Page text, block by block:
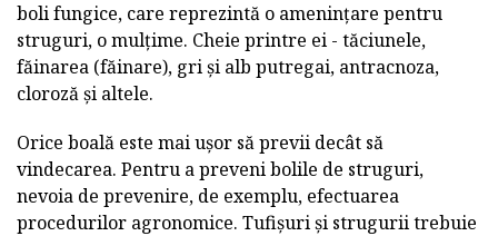
boli fungice, care reprezintă o amenințare pentru
struguri, o mulțime. Cheie printre ei - tăciunele,
făinarea (făinare), gri și alb putregai, antracnoza,
cloroză și altele.
Orice boală este mai ușor să previi decât să
vindecarea. Pentru a preveni bolile de struguri,
nevoia de prevenire, de exemplu, efectuarea
procedurilor agronomice. Tufișuri și strugurii trebuie